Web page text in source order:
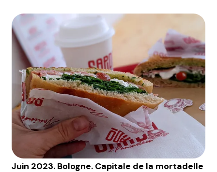
Juin 2023. Bologne. Capitale de la mortadelle